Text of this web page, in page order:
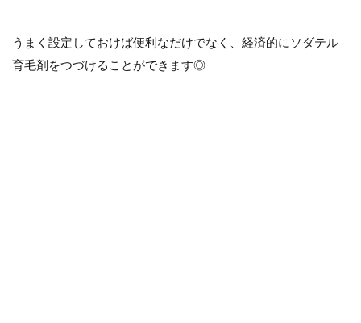
うまく設定しておけば便利なだけでなく、経済的にソダテル
育毛剤をつづけることができます◎